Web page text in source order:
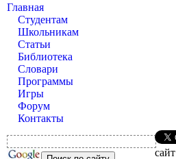
Главная
Студентам
Школьникам
Статьи
Библиотека
Словари
Программы
Игры
Форум
Контакты
сайт